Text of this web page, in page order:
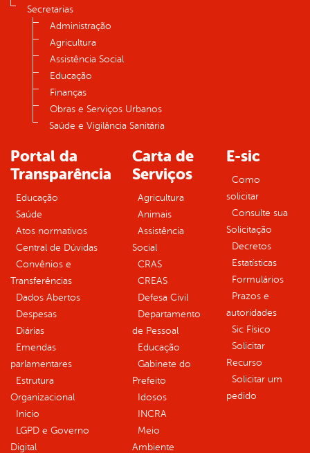
Secretarias
Administração
Agricultura
Assistência Social
Educação
Finanças
Obras e Serviços Urbanos
Saúde e Vigilância Sanitária
Portal da
Transparência
Educação
Saúde
Atos normativos
Central de Dúvidas
Convênios e
Transferências
Dados Abertos
Despesas
Diárias
Emendas
parlamentares
Estrutura
Organizacional
Inicio
LGPD e Governo
Digital
Carta de
Serviços
Agricultura
Animais
Assistência
Social
CRAS
CREAS
Defesa Civil
Departamento
de Pessoal
Educação
Gabinete do
Prefeito
Idosos
INCRA
Meio
Ambiente
E-sic
Como
solicitar
Consulte sua
Solicitação
Decretos
Estatísticas
Formulários
Prazos e
autoridades
Sic Físico
Solicitar
Recurso
Solicitar um
pedido